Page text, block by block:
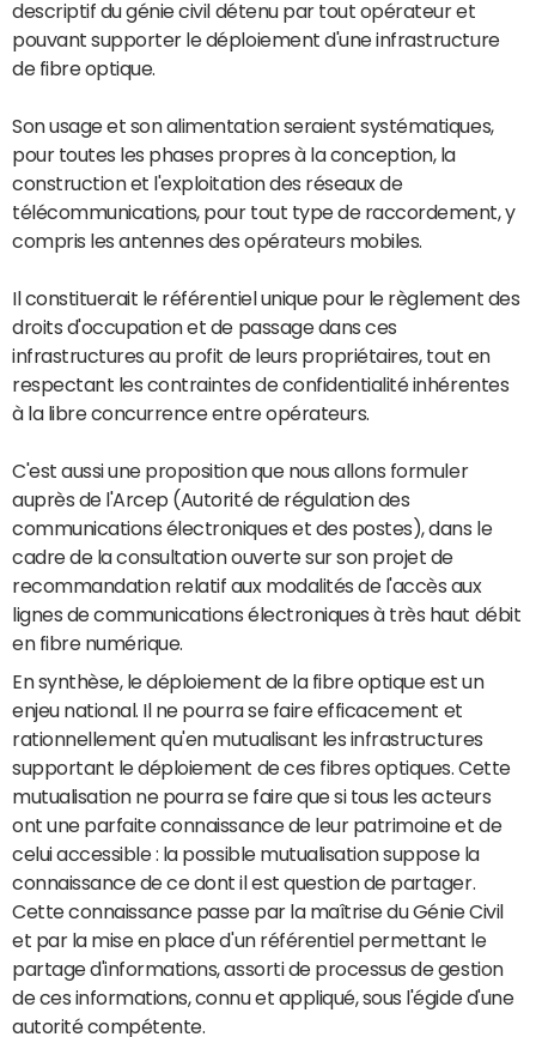
descriptif du génie civil détenu par tout opérateur et
pouvant supporter le déploiement d'une infrastructure
de fibre optique.
Son usage et son alimentation seraient systématiques,
pour toutes les phases propres à la conception, la
construction et l'exploitation des réseaux de
télécommunications, pour tout type de raccordement, y
compris les antennes des opérateurs mobiles.
Il constituerait le référentiel unique pour le règlement des
droits d'occupation et de passage dans ces
infrastructures au profit de leurs propriétaires, tout en
respectant les contraintes de confidentialité inhérentes
à la libre concurrence entre opérateurs.
C'est aussi une proposition que nous allons formuler
auprès de l'Arcep (Autorité de régulation des
communications électroniques et des postes), dans le
cadre de la consultation ouverte sur son projet de
recommandation relatif aux modalités de l'accès aux
lignes de communications électroniques à très haut débit
en fibre numérique.
En synthèse, le déploiement de la fibre optique est un
enjeu national. Il ne pourra se faire efficacement et
rationnellement qu'en mutualisant les infrastructures
supportant le déploiement de ces fibres optiques. Cette
mutualisation ne pourra se faire que si tous les acteurs
ont une parfaite connaissance de leur patrimoine et de
celui accessible : la possible mutualisation suppose la
connaissance de ce dont il est question de partager.
Cette connaissance passe par la maîtrise du Génie Civil
et par la mise en place d'un référentiel permettant le
partage d'informations, assorti de processus de gestion
de ces informations, connu et appliqué, sous l'égide d'une
autorité compétente.